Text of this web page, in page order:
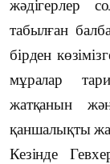
жәдігерлер
табылған
бірден
мұралар
жатқанын
қаншалықты
Кезінде